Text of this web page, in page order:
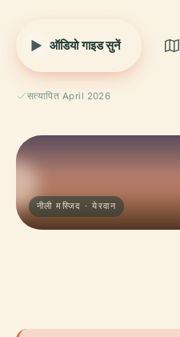
ऑडियो गाइड सुनें
सत्यापित April 2026
नीली मस्जिद · येरवान